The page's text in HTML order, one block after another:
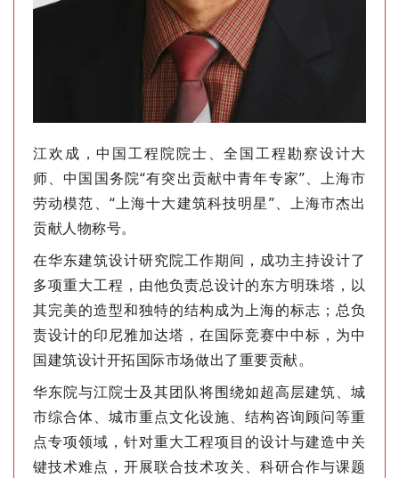
江欢成，中国工程院院士、全国工程勘察设计大
师、中国国务院“有突出贡献中青年专家”、上海市
劳动模范、“上海十大建筑科技明星”、上海市杰出
贡献人物称号。
在华东建筑设计研究院工作期间 ， 成功主持设计了
多项重大工程，由他负责总设计的东方明珠塔，以
其完美的造型和独特的结构成为上海的标志；总负
责设计的印尼雅加达塔，在国际竞赛中中标，为中
国建筑设计开拓国际市场做出了重要贡献。
华东院与江院士及其团队将围绕如超高层建筑、城
市综合体、城市重点文化设施、结构咨询顾问等重
点专项领域，针对重大工程项目的设计与建造中关
键技术难点，开展联合技术攻关、科研合作与课题